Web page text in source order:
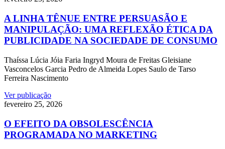
A LINHA TÊNUE ENTRE PERSUASÃO E
MANIPULAÇÃO: UMA REFLEXÃO ÉTICA DA
PUBLICIDADE NA SOCIEDADE DE CONSUMO
Thaíssa Lúcia Jóia Faria Ingryd Moura de Freitas Gleisiane
Vasconcelos Garcia Pedro de Almeida Lopes Saulo de Tarso
Ferreira Nascimento
Ver publicação
fevereiro 25, 2026
O EFEITO DA OBSOLESCÊNCIA
PROGRAMADA NO MARKETING